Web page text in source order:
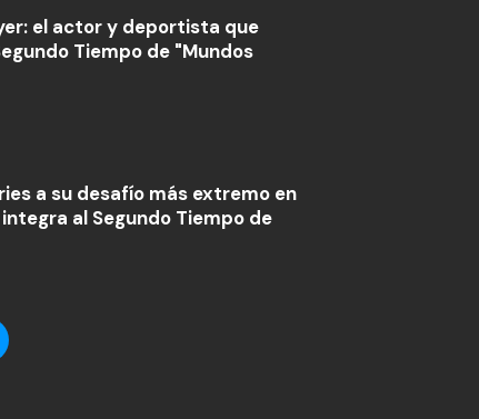
el actor y deportista que
Tiempo de "Mundos
a su desafío más extremo en
al Segundo Tiempo de